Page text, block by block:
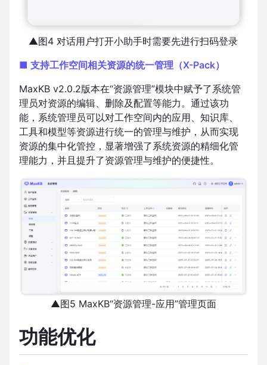
▲图4 对话用户打开小助手时需要先进行扫码登录
■ 支持工作空间相关资源的统一管理（X-Pack）
MaxKB v2.0.2版本在“资源管理”模块中赋予了系统管
理员对资源的编辑、删除及配置等能力。通过该功
能，系统管理员可以对工作空间内的应用、知识库、
工具和模型等资源进行统一的管理与维护，从而实现
资源的集中化管控，显著增强了系统资源的精细化管
理能力，并且提升了资源管理与维护的便捷性。
▲图5 MaxKB“资源管理-应用”管理页面
功能优化